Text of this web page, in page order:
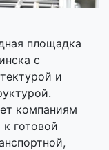
площадка
с
и
компаниям
готовой